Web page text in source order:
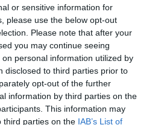
or sensitive information for
please use the below opt-out
Please note that after your
you may continue seeing
personal information utilized by
disclosed to third parties prior to
opt-out of the further
information by third parties on the
This information may
third parties on the IAB’s List of